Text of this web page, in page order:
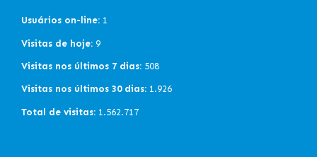
Usuários on-line: 1
Visitas de hoje: 9
Visitas nos últimos 7 dias: 508
Visitas nos últimos 30 dias: 1.926
Total de visitas: 1.562.717